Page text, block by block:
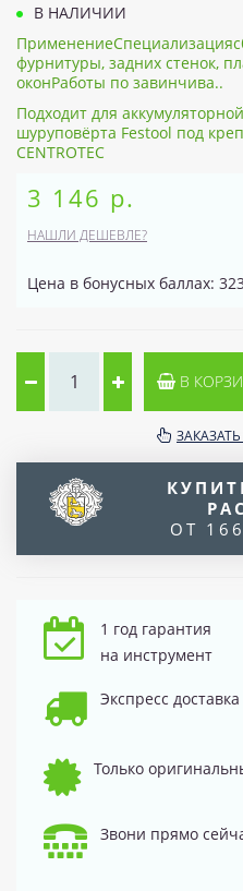
В НАЛИЧИИ
фурнитуры, задних стенок,
оконРаботы по завинчива..
Подходит для
шуруповёрта Festool под
CENTROTEC
3 146 р.
НАШЛИ ДЕШЕВЛЕ?
Цена в бонусных баллах:
В
ОТ
1 год гарантия
на инструмент
Экспресс
Только
Звони прямо